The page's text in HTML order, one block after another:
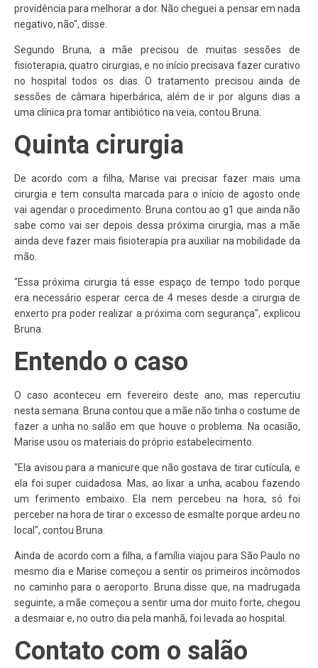
providência para melhorar a dor. Não cheguei a pensar em nada
negativo, não", disse.
Segundo Bruna, a mãe precisou de muitas sessões de
fisioterapia, quatro cirurgias, e no início precisava fazer curativo
no hospital todos os dias. O tratamento precisou ainda de
sessões de câmara hiperbárica, além de ir por alguns dias a
uma clínica pra tomar antibiótico na veia, contou Bruna.
Quinta cirurgia
De acordo com a filha, Marise vai precisar fazer mais uma
cirurgia e tem consulta marcada para o início de agosto onde
vai agendar o procedimento. Bruna contou ao g1 que ainda não
sabe como vai ser depois dessa próxima cirurgia, mas a mãe
ainda deve fazer mais fisioterapia pra auxiliar na mobilidade da
mão.
"Essa próxima cirurgia tá esse espaço de tempo todo porque
era necessário esperar cerca de 4 meses desde a cirurgia de
enxerto pra poder realizar a próxima com segurança", explicou
Bruna.
Entendo o caso
O caso aconteceu em fevereiro deste ano, mas repercutiu
nesta semana. Bruna contou que a mãe não tinha o costume de
fazer a unha no salão em que houve o problema. Na ocasião,
Marise usou os materiais do próprio estabelecimento.
"Ela avisou para a manicure que não gostava de tirar cutícula, e
ela foi super cuidadosa. Mas, ao lixar a unha, acabou fazendo
um ferimento embaixo. Ela nem percebeu na hora, só foi
perceber na hora de tirar o excesso de esmalte porque ardeu no
local", contou Bruna.
Ainda de acordo com a filha, a família viajou para São Paulo no
mesmo dia e Marise começou a sentir os primeiros incômodos
no caminho para o aeroporto. Bruna disse que, na madrugada
seguinte, a mãe começou a sentir uma dor muito forte, chegou
a desmaiar e, no outro dia pela manhã, foi levada ao hospital.
Contato com o salão